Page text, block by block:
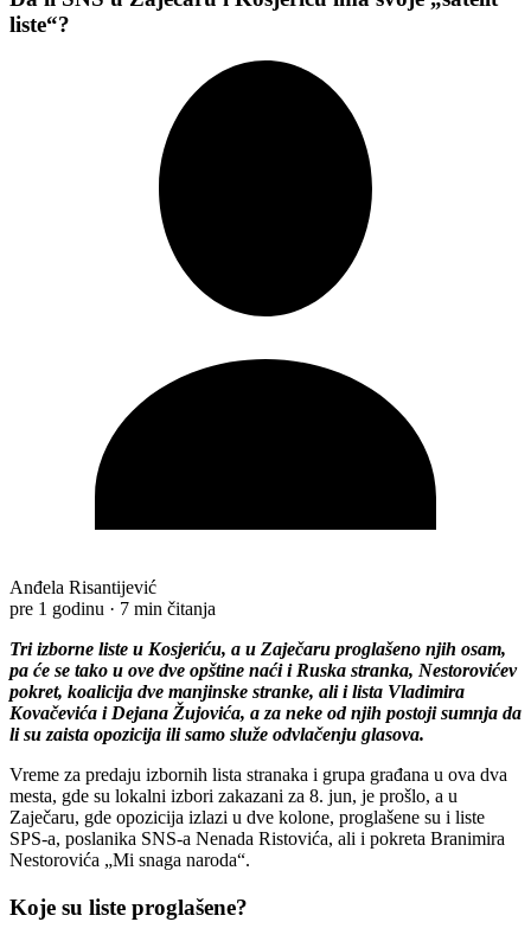
liste“?
Anđela Risantijević
pre 1 godinu · 7 min čitanja
Tri izborne liste u Kosjeriću, a u Zaječaru proglašeno njih osam,
pa će se tako u ove dve opštine naći i Ruska stranka, Nestorovićev
pokret, koalicija dve manjinske stranke, ali i lista Vladimira
Kovačevića i Dejana Žujovića, a za neke od njih postoji sumnja da
li su zaista opozicija ili samo služe odvlačenju glasova.
Vreme za predaju izbornih lista stranaka i grupa građana u ova dva
mesta, gde su lokalni izbori zakazani za 8. jun, je prošlo, a u
Zaječaru, gde opozicija izlazi u dve kolone, proglašene su i liste
SPS-a, poslanika SNS-a Nenada Ristovića, ali i pokreta Branimira
Nestorovića „Mi snaga naroda“.
Koje su liste proglašene?